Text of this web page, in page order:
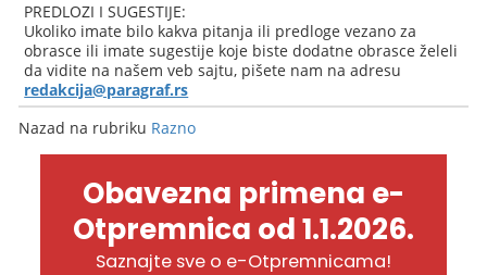
PREDLOZI I SUGESTIJE:
Ukoliko imate bilo kakva pitanja ili predloge vezano za
obrasce ili imate sugestije koje biste dodatne obrasce želeli
da vidite na našem veb sajtu, pišete nam na adresu
redakcija@paragraf.rs
Nazad na rubriku Razno
Obavezna primena e-
Otpremnica od 1.1.2026.
Saznajte sve o e-Otpremnicama!